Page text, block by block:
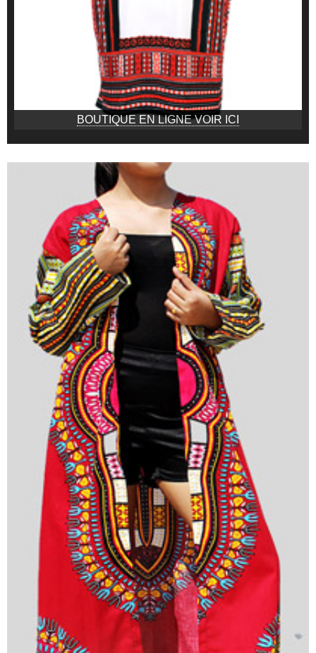
BOUTIQUE EN LIGNE VOIR ICI